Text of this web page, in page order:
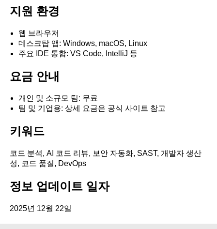
지원 환경
웹 브라우저
데스크탑 앱: Windows, macOS, Linux
주요 IDE 통합: VS Code, IntelliJ 등
요금 안내
개인 및 소규모 팀: 무료
팀 및 기업용: 상세 요금은 공식 사이트 참고
키워드
코드 분석, AI 코드 리뷰, 보안 자동화, SAST, 개발자 생산
성, 코드 품질, DevOps
정보 업데이트 일자
2025년 12월 22일